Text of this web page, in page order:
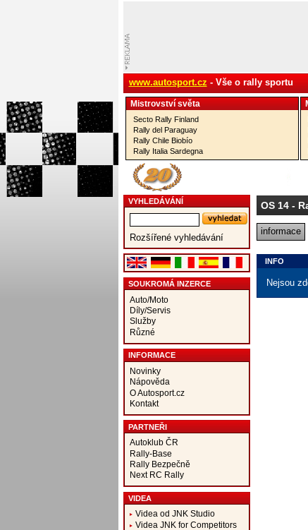
www.autosport.cz - Vše o rally sportu
Mistrovství­ světa
Secto Rally Finland
Rally del Paraguay
Rally Chile Biobío
Rally Italia Sardegna
VYHLEDÁVÁNÍ
Rozšířené vyhledávání
SOUKROMÁ INZERCE
Auto/Moto
Díly/Servis
Služby
Různé
INFORMACE
Novinky
Nápověda
O Autosport.cz
Kontakt
PARTNEŘI
Autoklub ČR
Rally-Base
Rally Bezpečně
Next RC Rally
VIDEA
Videa od JNK Studio
Videa JNK for Competitors
OS 14-
informace
INFO
Nejsou